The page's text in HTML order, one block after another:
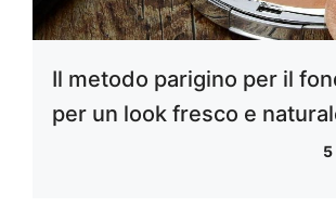
Il metodo parigino per il
per un look fresco e